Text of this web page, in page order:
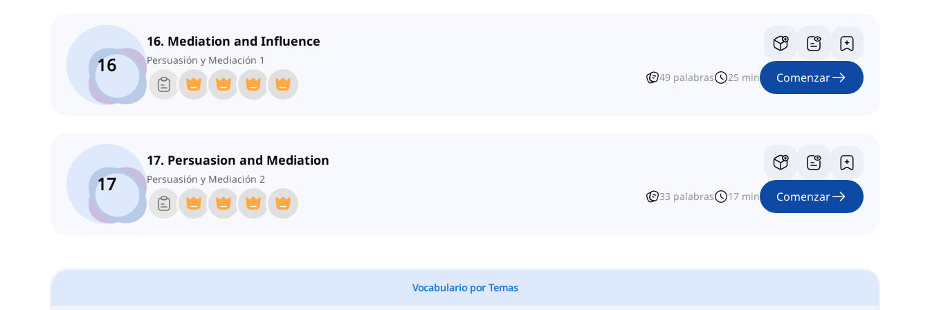
16
16. Mediation and Influence
Persuasión y Mediación 1
49 palabras 25 min Comenzar
17
17. Persuasion and Mediation
Persuasión y Mediación 2
33 palabras 17 min Comenzar
Vocabulario por Temas